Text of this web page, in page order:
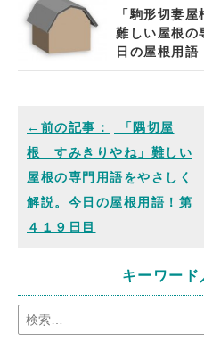
「駒形切妻
難しい屋根の
日の屋根用語
「隅切屋
根 すみきりやね」難しい
屋根の専門用語をやさしく
解説。今日の屋根用語！第
４１９日目
キーワード